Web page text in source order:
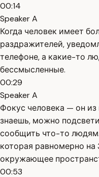
00:14
Speaker A
Когда человек имеет
раздражителей,
телефоне, а какие-то
бессмысленные.
00:29
Speaker A
Фокус человека — он
знаешь, можно
сообщить что-то
которая равномерно на
окружающее
00:53